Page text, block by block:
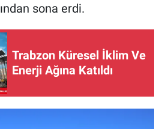
sona erdi.
Trabzon Küresel İklim Ve
Enerji Ağına Katıldı